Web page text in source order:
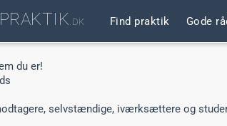
PRAKTIK.DK Find praktik Gode